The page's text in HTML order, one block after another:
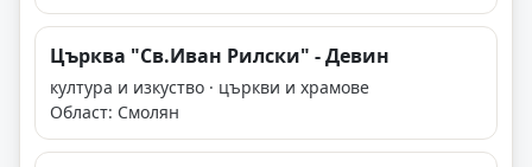
Църква "Св.Иван Рилски" - Девин
култура и изкуство · църкви и храмове
Област: Смолян